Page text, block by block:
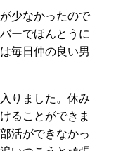
少なかったので
ーでほんとうに
毎日仲の良い男
りました。休み
ることができま
活ができなかっ